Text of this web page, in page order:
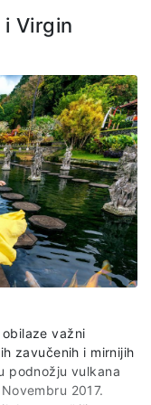
se na prelepi
jedan od
u srcu džungle!
hrani,
prevoz
i stručnog
ne uključuje:
Virgin
važni
zavučenih i mirnijih
podnožju vulkana
2017.